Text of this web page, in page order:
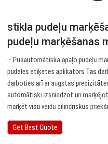
stikla pudeļu
pudeļu marķēšanas
··· Pusautomātiska apaļo pudeļu
pudeles etiķetes aplikators Tas
darboties arī ar augstas
automātiski izsniedzot un
marķēt visu veidu cilindriskus
Get Best Quote